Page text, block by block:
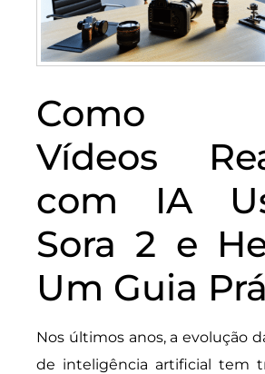
Como
Vídeos
com IA
Sora 2 e
Um Guia
Nos últimos anos, a evolução
de inteligência artificial tem